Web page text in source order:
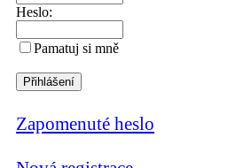
Heslo:
Pamatuj si mně
Zapomenuté heslo